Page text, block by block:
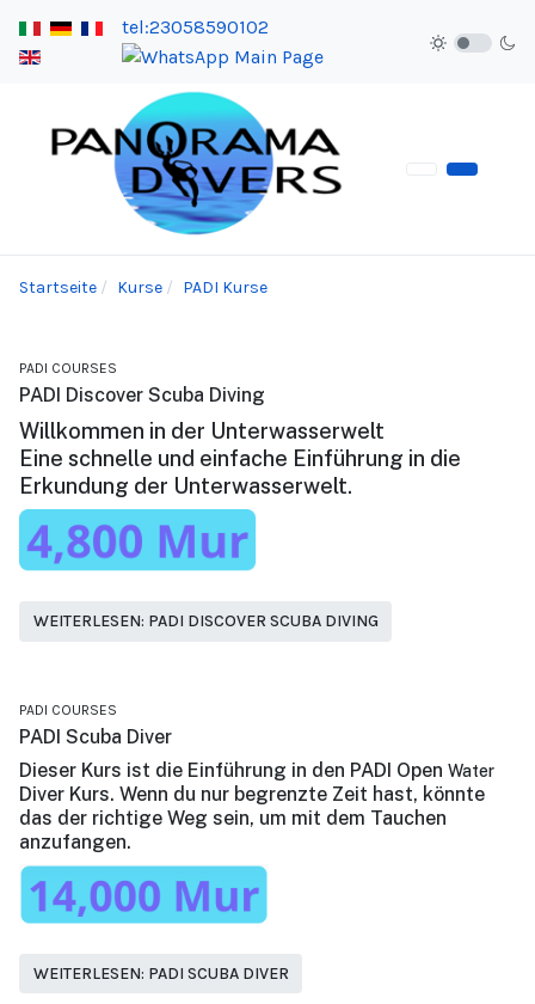
tel:23058590102
Startseite Kurse PADI Kurse
PADI COURSES
PADI Discover Scuba Diving
Willkommen in der Unterwasserwelt
Eine schnelle und einfache Einführung in die
Erkundung der Unterwasserwelt.
WEITERLESEN: PADI DISCOVER SCUBA DIVING
PADI COURSES
PADI Scuba Diver
Dieser Kurs ist die Einführung in den PADI Open Water
Diver Kurs. Wenn du nur begrenzte Zeit hast, könnte
das der richtige Weg sein, um mit dem Tauchen
anzufangen.
WEITERLESEN: PADI SCUBA DIVER